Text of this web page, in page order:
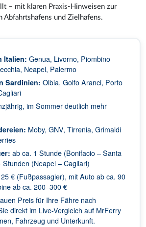
– mit klaren Praxis-Hinweisen zur
Abfahrtshafens und Zielhafens.
Italien: Genua, Livorno, Piombino
Neapel, Palermo
Sardinien: Olbia, Golfo Aranci, Porto
im Sommer deutlich mehr
Moby, GNV, Tirrenia, Grimaldi
ab ca. 1 Stunde (Bonifacio – Santa
Stunden (Neapel – Cagliari)
€ (Fußpassagier), mit Auto ab ca. 90
ab ca. 200–300 €
Preis für Ihre Fähre nach
direkt im Live-Vergleich auf MrFerry
Fahrzeug und Unterkunft.